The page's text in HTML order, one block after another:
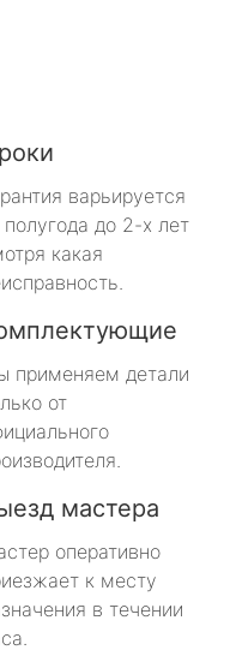
варьируется
полугода до 2-х лет
какая
применяем детали
от
мастера
оперативно
к месту
в течении